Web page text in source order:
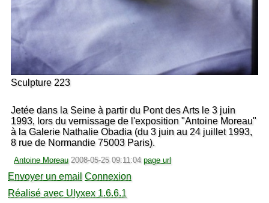
Sculpture 223
Jetée dans la Seine à partir du Pont des Arts le 3 juin
1993, lors du vernissage de l'exposition "Antoine Moreau"
à la Galerie Nathalie Obadia (du 3 juin au 24 juillet 1993,
8 rue de Normandie 75003 Paris).
Antoine Moreau 2008-05-25 09:11:04 page url
Envoyer un email Connexion
Réalisé avec Ulyxex 1.6.6.1